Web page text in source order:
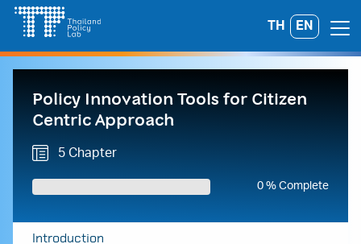
Skip
content
TH EN
Search
for:
Policy Innovation Tools for Citizen
Centric Approach
5 Chapter
0 % Complete
Introduction